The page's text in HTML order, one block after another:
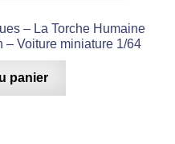
– La Torche Humaine
– Voiture miniature 1/64
panier